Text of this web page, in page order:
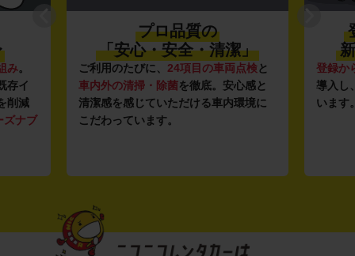
み。
存イ
削減
ズナブ
プロ品質の
「安心・安全・清潔」
ご利用のたびに、 24項目の車両点検と
車内外の清掃・除菌を徹底。安心感と
清潔感を感じていただける車内環境に
こだわっています。
登録か
導入し
います